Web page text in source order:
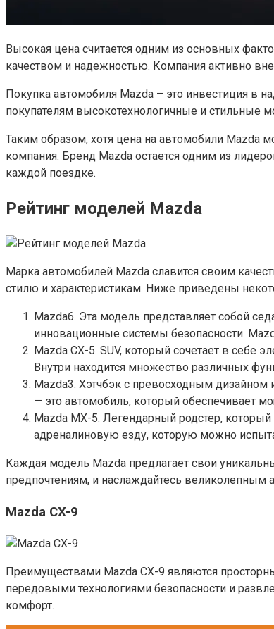
Высокая цена считается одним из основных
качеством и надежностью. Компания активно
Покупка автомобиля Mazda – это инвестиция в
покупателям высокотехнологичные и стильные
Таким образом, хотя цена на автомобили Mazda
компания. Бренд Mazda остается одним из
каждой поездке.
Рейтинг моделей Mazda
Марка автомобилей Mazda славится своим
стилю и характеристикам. Ниже приведены
Mazda6. Эта модель представляет собой
инновационные системы безопасности.
Mazda CX-5. SUV, который сочетает в
Внутри находится множество различных
Mazda3. Хэтчбэк с превосходным
— это автомобиль, который обеспечивает
Mazda MX-5. Легендарный родстер,
адреналиновую езду, которую можно
Каждая модель Mazda предлагает свои
предпочтениям, и наслаждайтесь великолепным
Mazda CX-9
Преимуществами Mazda CX-9 являются
передовыми технологиями безопасности и
комфорт.